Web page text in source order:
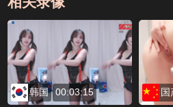
韩国 00:03:15 国